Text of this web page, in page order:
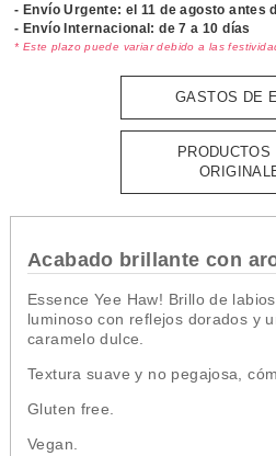
- Envío Urgente: el11 de agosto antes
- Envío Internacional: de 7 a 10 días
* Este plazo puede variar debido a las
GASTOS DE
PRODUCTOS
Acabado brillante con
Essence Yee Haw! Brillo de
luminoso con reflejos dorados y
caramelo dulce.
Textura suave y no pegajosa,
Gluten free.
Vegan.